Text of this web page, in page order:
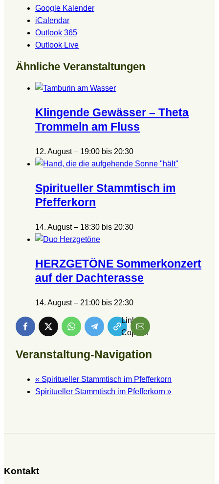
Google Kalender
iCalendar
Outlook 365
Outlook Live
Ähnliche Veranstaltungen
Klingende Gewässer – Theta
Trommeln am Fluss
12. August – 19:00 bis 20:30
Spiritueller Stammtisch im
Pfefferkorn
14. August – 18:30 bis 20:30
HERZGETÖNE Sommerkonzert
auf der Dachterasse
14. August – 21:00 bis 22:30
Link is
Copied!
Veranstaltung-Navigation
« Spiritueller Stammtisch im Pfefferkorn
Spiritueller Stammtisch im Pfefferkorn »
Kontakt